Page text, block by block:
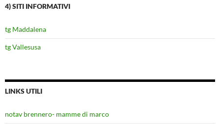
4) SITI INFORMATIVI
tg Maddalena
tg Vallesusa
LINKS UTILI
notav brennero- mamme di marco